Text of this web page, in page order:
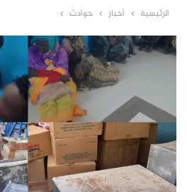
الرئيسية أخبار حوادث